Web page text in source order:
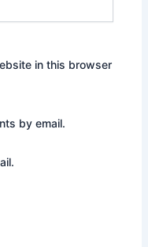
in this browser
by email.